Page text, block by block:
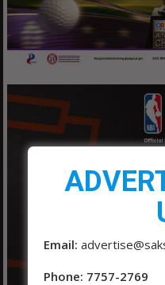
Email:
Phone: 7757-2769